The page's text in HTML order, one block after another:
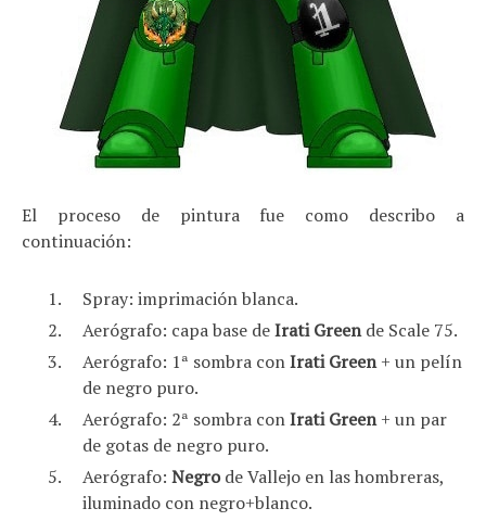
El proceso de pintura fue como describo a
continuación:
Spray: imprimación blanca.
Aerógrafo: capa base deIrati Greende Scale 75.
Aerógrafo: 1ª sombra conIrati Green+ un pelín
de negro puro.
Aerógrafo: 2ª sombra conIrati Green+ un par
de gotas de negro puro.
Aerógrafo: Negrode Vallejo en las hombreras,
iluminado con negro+blanco.